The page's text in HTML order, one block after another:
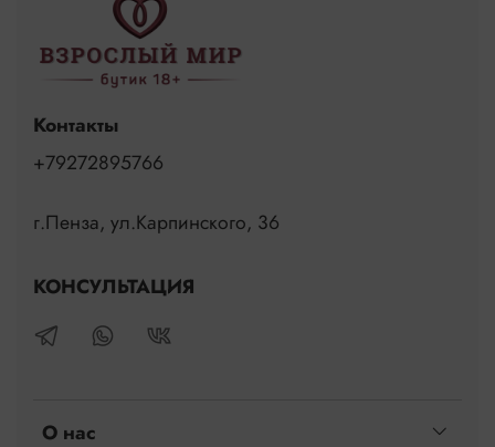
О нас
Контакты
+79272895766
г.Пенза, ул.Карпинского, 36
КОНСУЛЬТАЦИЯ